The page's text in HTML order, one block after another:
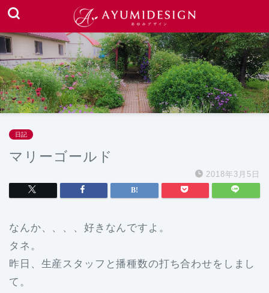
日記
マリーゴールド
2018年3月5日
なんか、、、、好きなんですよ。
タネ。
昨日、生産スタッフと播種数の打ち合わせをしまし
て。